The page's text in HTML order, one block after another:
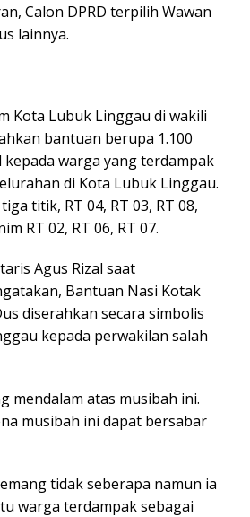
Calon DPRD terpilih Wawan
lainnya.
Kota Lubuk Linggau di wakili
bantuan berupa 1.100
warga yang terdampak
di Kota Lubuk Linggau.
titik, RT 04, RT 03, RT 08,
RT 02, RT 06, RT 07.
Agus Rizal saat
Bantuan Nasi Kotak
diserahkan secara simbolis
kepada perwakilan salah
mendalam atas musibah ini.
musibah ini dapat bersabar
tidak seberapa namun ia
warga terdampak sebagai